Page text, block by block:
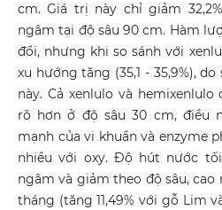
cm. Giá trị này chỉ giảm
ngâm tại độ sâu 90 cm. Hàm
đổi, nhưng khi so sánh với
xu hướng tăng (35,1 - 35,9%),
này. Cả xenlulo và
rõ hơn ở độ sâu 30 cm, điều
mạnh của vi khuẩn và enzyme
nhiều với oxy. Độ hút nước
ngâm và giảm theo độ sâu, cao
tháng (tăng 11,49% với gỗ Lim